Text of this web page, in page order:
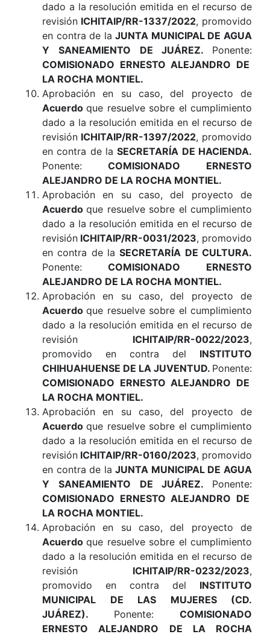
dado a la resolución emitida en el recurso de
revisión ICHITAIP/RR-1337/2022, promovido
en contra de laJUNTA MUNICIPAL DE AGUA
Y SANEAMIENTO DE JUÁREZ. Ponente:
COMISIONADO ERNESTO ALEJANDRO DE
LA ROCHA MONTIEL.
Aprobación en su caso, del proyecto de
Acuerdoque resuelve sobre el cumplimiento
dado a la resolución emitida en el recurso de
revisión ICHITAIP/RR-1397/2022, promovido
en contra de laSECRETARÍA DE HACIENDA.
Ponente: COMISIONADO ERNESTO
ALEJANDRO DE LA ROCHA MONTIEL.
Aprobación en su caso, del proyecto de
Acuerdoque resuelve sobre el cumplimiento
dado a la resolución emitida en el recurso de
revisión ICHITAIP/RR-0031/2023, promovido
en contra de laSECRETARÍA DE CULTURA.
Ponente: COMISIONADO ERNESTO
ALEJANDRO DE LA ROCHA MONTIEL.
Aprobación en su caso, del proyecto de
Acuerdoque resuelve sobre el cumplimiento
dado a la resolución emitida en el recurso de
revisión ICHITAIP/RR-0022/2023,
promovido en contra del INSTITUTO
CHIHUAHUENSE DE LA JUVENTUD. Ponente:
COMISIONADO ERNESTO ALEJANDRO DE
LA ROCHA MONTIEL.
Aprobación en su caso, del proyecto de
Acuerdoque resuelve sobre el cumplimiento
dado a la resolución emitida en el recurso de
revisión ICHITAIP/RR-0160/2023, promovido
en contra de laJUNTA MUNICIPAL DE AGUA
Y SANEAMIENTO DE JUÁREZ. Ponente:
COMISIONADO ERNESTO ALEJANDRO DE
LA ROCHA MONTIEL.
Aprobación en su caso, del proyecto de
Acuerdoque resuelve sobre el cumplimiento
dado a la resolución emitida en el recurso de
revisión ICHITAIP/RR-0232/2023,
promovido en contra del INSTITUTO
MUNICIPAL DE LAS MUJERES (CD.
JUÁREZ). Ponente: COMISIONADO
ERNESTO ALEJANDRO DE LA ROCHA